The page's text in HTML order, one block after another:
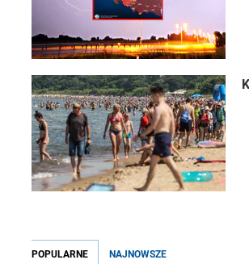
POPULARNE NAJNOWSZE